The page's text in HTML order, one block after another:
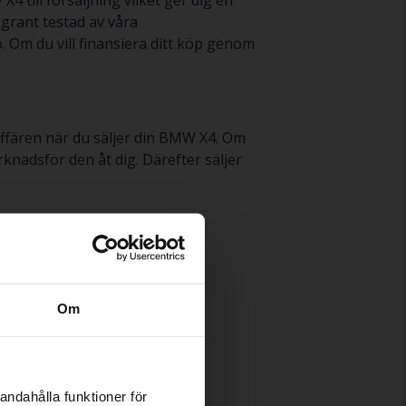
Om
funktioner för
testad av våra
du vill finansiera ditt köp genom
när du säljer din BMW X4. Om
den åt dig. Därefter säljer